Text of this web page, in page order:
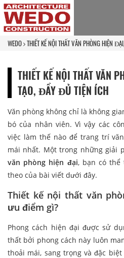
WEDO THIẾT KẾ NỘI THẤT VĂN PHÒNG HIỆN
THIẾT KẾ NỘI THẤT VĂN
TẠO, ĐẦY ĐỦ TIỆN ÍCH
Văn phòng không chỉ là không
bó của nhân viên. Vì vậy các
việc làm thế nào để trang trí
mái nhất. Một trong những giải
văn phòng hiện đại, bạn có thể
theo của bài viết dưới đây.
Thiết kế nội thất văn
ưu điểm gì?
Phong cách hiện đại được sử
thất bởi phong cách này luôn
thoải mái, sang trọng và đặc